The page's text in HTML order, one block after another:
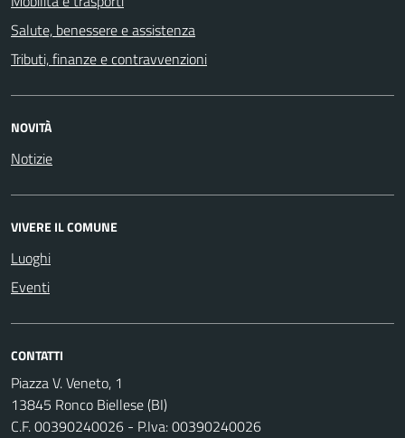
Salute, benessere e assistenza
Tributi, finanze e contravvenzioni
NOVITÀ
Notizie
VIVERE IL COMUNE
Luoghi
Eventi
CONTATTI
Piazza V. Veneto, 1
13845 Ronco Biellese (BI)
C.F. 00390240026 - P.Iva: 00390240026